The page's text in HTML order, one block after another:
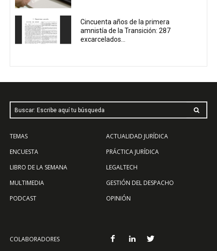
Cincuenta años de la primera
amnistía de la Transición: 287
excarcelados...
Buscar: Escribe aquí tu búsqueda
TEMAS
ENCUESTA
LIBRO DE LA SEMANA
MULTIMEDIA
PODCAST
ACTUALIDAD JURÍDICA
PRÁCTICA JURÍDICA
LEGALTECH
GESTIÓN DEL DESPACHO
OPINIÓN
COLABORADORES